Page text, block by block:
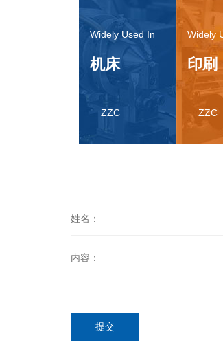
机床
ZZC
印刷
ZZC
提交